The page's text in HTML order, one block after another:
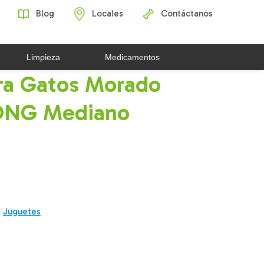
Blog Locales Contáctanos
Limpieza Medicamentos
Gatos Morado
Mediano
Juguetes